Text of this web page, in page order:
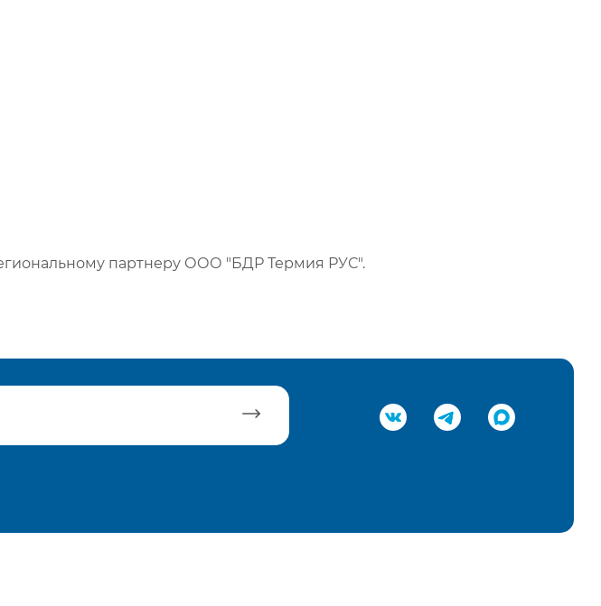
партнеру ООО "БДР Термия РУС".